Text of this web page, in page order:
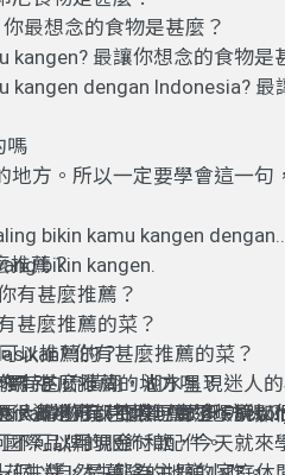
最想念的食物是甚麼？
kangen? 最讓你想念的食物是
kangen dengan Indonesia? 最
bikin kamu kangen dengan
bikin kangen.
以推薦的？
特的硫磺湖，湖水呈現迷人
湖邊可以拍照，周邊環境如
大購物街，聚集了眾多
際品牌的服飾和配件。
嗎
方。所以一定要學會這一句
推薦？
有甚麼推薦？
甚麼推薦的菜？
你有甚麼推薦的菜？
有甚麼推薦的地方嗎？
你有甚麼推薦的地方嗎
嗎？
多地方都不收現金了，所以
不可以用現金付款，今天就來